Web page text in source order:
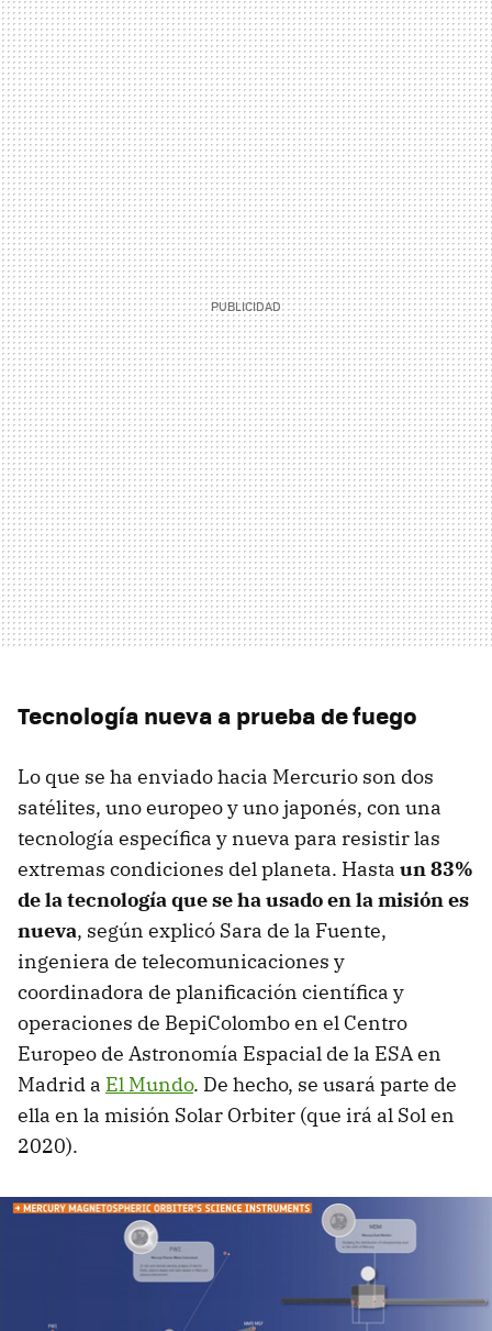
Tecnología nueva a prueba de fuego
Lo que se ha enviado hacia Mercurio son dos
satélites, uno europeo y uno japonés, con una
tecnología específica y nueva para resistir las
extremas condiciones del planeta. Hasta un 83%
de la tecnología que se ha usado en la misión es
nueva, según explicó Sara de la Fuente,
ingeniera de telecomunicaciones y
coordinadora de planificación científica y
operaciones de BepiColombo en el Centro
Europeo de Astronomía Espacial de la ESA en
Madrid a El Mundo. De hecho, se usará parte de
ella en la misión Solar Orbiter (que irá al Sol en
2020).